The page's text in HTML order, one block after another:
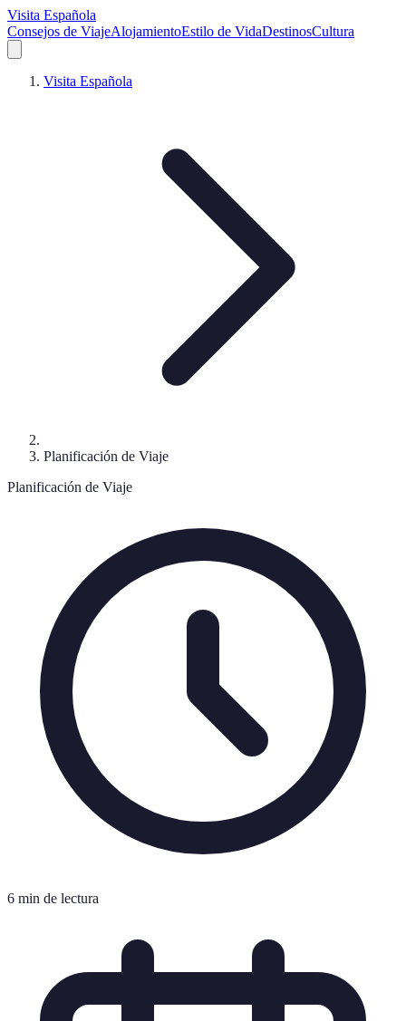
Visita Española
Consejos de ViajeAlojamientoEstilo de VidaDestinosCultura
Visita Española
Planificación de Viaje
Planificación de Viaje
6 min de lectura